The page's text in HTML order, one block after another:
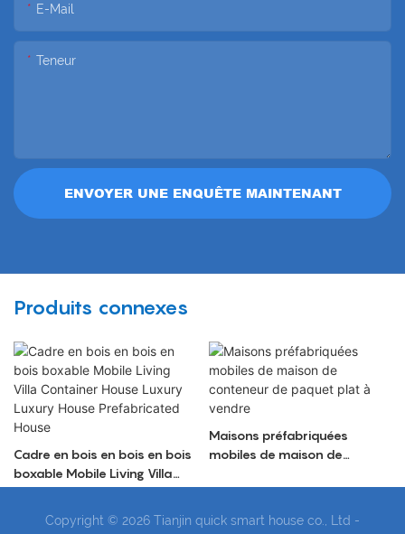
E-Mail
Teneur
ENVOYER UNE ENQUÊTE MAINTENANT
Produits connexes
Cadre en bois en bois en bois
boxable Mobile Living Villa
Container House Luxury
Luxury House Prefabricated
House
Maisons préfabriquées
mobiles de maison de
vendre
Copyright © 2026 Tianjin quick smart house co., Ltd -